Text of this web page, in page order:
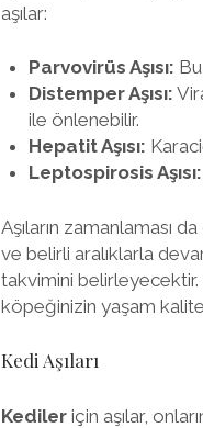
aşılar:
Parvovirüs Aşısı:
Distemper Aşısı:
ile önlenebilir.
Hepatit Aşısı:
Leptospirosis Aşısı:
Aşıların zamanlaması
ve belirli aralıklarla
takvimini belirleyecektir.
köpeğinizin yaşam
Kedi Aşıları
Kedileriçin aşılar,